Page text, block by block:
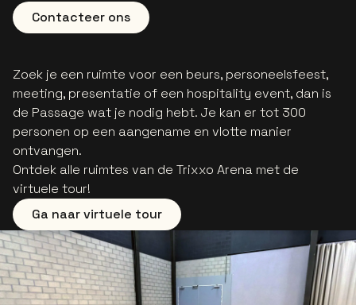
Contacteer ons
Zoek je een ruimte voor een beurs, personeelsfeest,
meeting, presentatie of een hospitality event, dan is
de Passage wat je nodig hebt. Je kan er tot 300
personen op een aangename en vlotte manier
ontvangen.
Ontdek alle ruimtes van de Trixxo Arena met de
virtuele tour!
Ga naar virtuele tour